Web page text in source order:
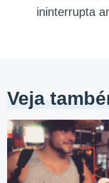
ininterrupta
Veja